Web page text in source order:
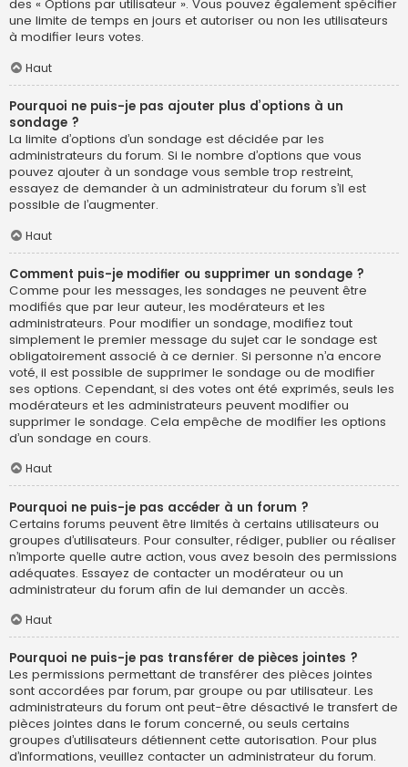
des « Options par utilisateur ». Vous pouvez également spécifier
une limite de temps en jours et autoriser ou non les utilisateurs
à modifier leurs votes.
Haut
Pourquoi ne puis-je pas ajouter plus d’options à un
sondage ?
La limite d’options d’un sondage est décidée par les
administrateurs du forum. Si le nombre d’options que vous
pouvez ajouter à un sondage vous semble trop restreint,
essayez de demander à un administrateur du forum s’il est
possible de l’augmenter.
Haut
Comment puis-je modifier ou supprimer un sondage ?
Comme pour les messages, les sondages ne peuvent être
modifiés que par leur auteur, les modérateurs et les
administrateurs. Pour modifier un sondage, modifiez tout
simplement le premier message du sujet car le sondage est
obligatoirement associé à ce dernier. Si personne n’a encore
voté, il est possible de supprimer le sondage ou de modifier
ses options. Cependant, si des votes ont été exprimés, seuls les
modérateurs et les administrateurs peuvent modifier ou
supprimer le sondage. Cela empêche de modifier les options
d’un sondage en cours.
Haut
Pourquoi ne puis-je pas accéder à un forum ?
Certains forums peuvent être limités à certains utilisateurs ou
groupes d’utilisateurs. Pour consulter, rédiger, publier ou réaliser
n’importe quelle autre action, vous avez besoin des permissions
adéquates. Essayez de contacter un modérateur ou un
administrateur du forum afin de lui demander un accès.
Haut
Pourquoi ne puis-je pas transférer de pièces jointes ?
Les permissions permettant de transférer des pièces jointes
sont accordées par forum, par groupe ou par utilisateur. Les
administrateurs du forum ont peut-être désactivé le transfert de
pièces jointes dans le forum concerné, ou seuls certains
groupes d’utilisateurs détiennent cette autorisation. Pour plus
d’informations, veuillez contacter un administrateur du forum.